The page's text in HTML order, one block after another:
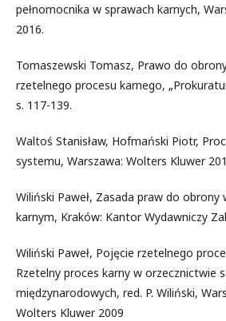
pełnomocnika w sprawach karnych,
2016.
Tomaszewski Tomasz, Prawo do
rzetelnego procesu karnego,
s. 117-139.
Waltoś Stanisław, Hofmański Piotr,
systemu, Warszawa: Wolters Kluwer
Wiliński Paweł, Zasada praw do obrony
karnym, Kraków: Kantor Wydawniczy
Wiliński Paweł, Pojęcie rzetelnego
Rzetelny proces karny w orzecznictwie
międzynarodowych, red. P. Wiliński,
Wolters Kluwer 2009